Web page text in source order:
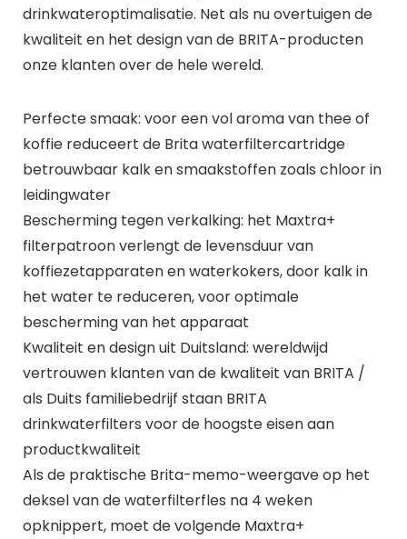
drinkwateroptimalisatie. Net als nu overtuigen de
kwaliteit en het design van de BRITA-producten
onze klanten over de hele wereld.
Perfecte smaak: voor een vol aroma van thee of
koffie reduceert de Brita waterfiltercartridge
betrouwbaar kalk en smaakstoffen zoals chloor in
leidingwater
Bescherming tegen verkalking: het Maxtra+
filterpatroon verlengt de levensduur van
koffiezetapparaten en waterkokers, door kalk in
het water te reduceren, voor optimale
bescherming van het apparaat
Kwaliteit en design uit Duitsland: wereldwijd
vertrouwen klanten van de kwaliteit van BRITA /
als Duits familiebedrijf staan BRITA
drinkwaterfilters voor de hoogste eisen aan
productkwaliteit
Als de praktische Brita-memo-weergave op het
deksel van de waterfilterfles na 4 weken
opknippert, moet de volgende Maxtra+